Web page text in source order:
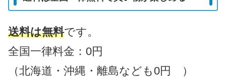
送料は無料です。
全国一律料金：0円
（北海道・沖縄・離島なども0円 ）